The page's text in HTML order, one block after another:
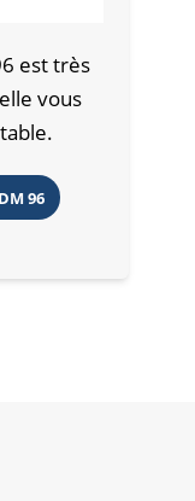
est très
vous
96